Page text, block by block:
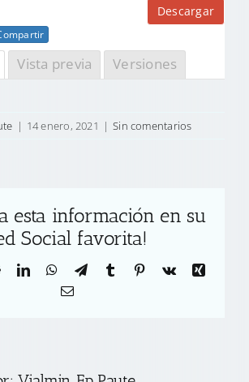
Descargar
Vista previa Versiones
| 14 enero, 2021 | Sin comentarios
esta información en su
Social favorita!
RedditLinkedInWhatsApp
TelegramTumblr Pinterest
Vk
Xing
Correo